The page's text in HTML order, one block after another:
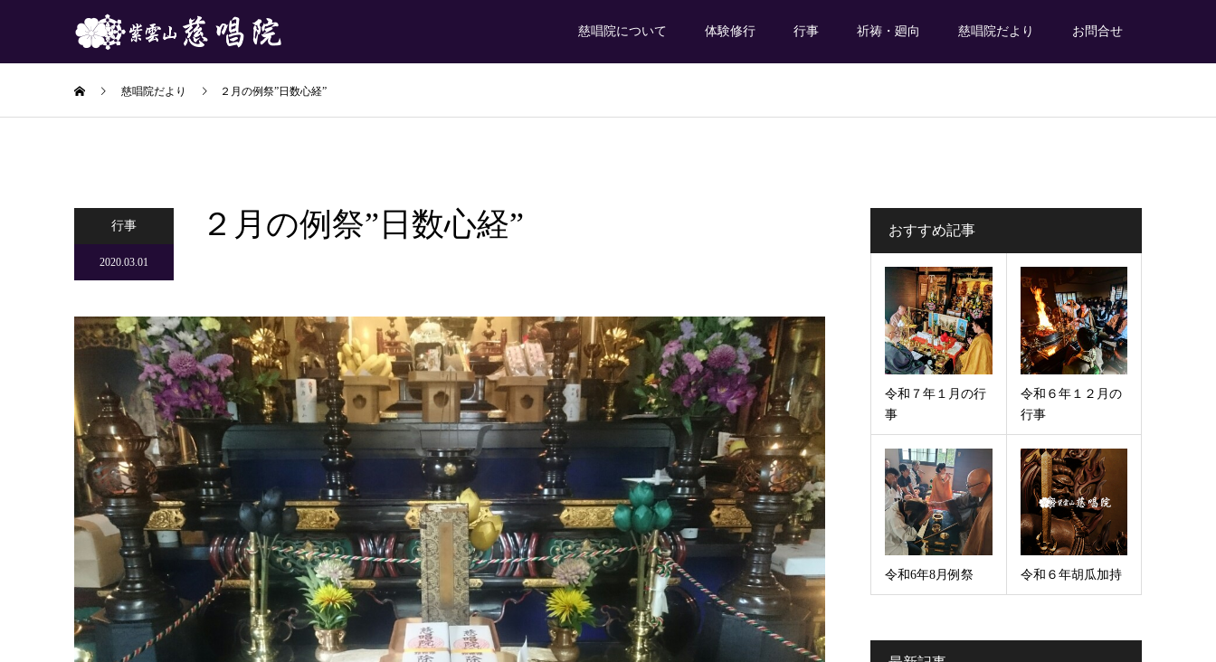
慈唱院について 体験修行 行事 祈祷・廻向 慈唱院だより お問合せ
慈唱院だより ２月の例祭”日数心経”
行事
2020.03.01
２月の例祭”日数心経” おすすめ記事
令和７年１月の行
事
令和６年１２月の
行事
令和6年8月例祭 令和６年胡瓜加持